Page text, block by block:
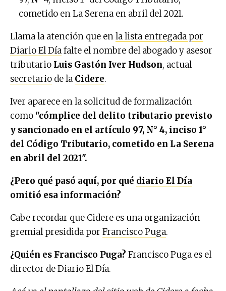
cometido en La Serena en abril del 2021.
Llama la atención que enla lista entregada por
Diario El Díafalte el nombre del abogado y asesor
tributario Luis Gastón Iver Hudson, actual
secretario de la Cidere.
Iver aparece en la solicitud de formalización
como "cómplice del delito tributario previsto
y sancionado en el artículo 97, N° 4, inciso 1°
del Código Tributario, cometido en La Serena
en abril del 2021".
¿Pero qué pasó aquí, por qué diario El Día
omitió esa información?
Cabe recordar que Cidere es una organización
gremial presidida por Francisco Puga.
¿Quién es Francisco Puga? Francisco Puga es el
director de Diario El Día.